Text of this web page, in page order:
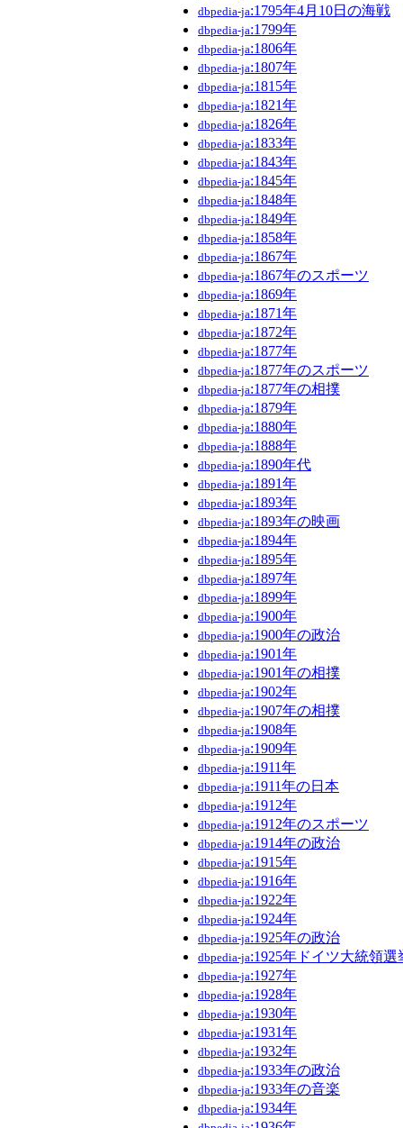
dbpedia-ja:1795年4月10日の海戦
dbpedia-ja:1799年
dbpedia-ja:1806年
dbpedia-ja:1807年
dbpedia-ja:1815年
dbpedia-ja:1821年
dbpedia-ja:1826年
dbpedia-ja:1833年
dbpedia-ja:1843年
dbpedia-ja:1845年
dbpedia-ja:1848年
dbpedia-ja:1849年
dbpedia-ja:1858年
dbpedia-ja:1867年
dbpedia-ja:1867年のスポーツ
dbpedia-ja:1869年
dbpedia-ja:1871年
dbpedia-ja:1872年
dbpedia-ja:1877年
dbpedia-ja:1877年のスポーツ
dbpedia-ja:1877年の相撲
dbpedia-ja:1879年
dbpedia-ja:1880年
dbpedia-ja:1888年
dbpedia-ja:1890年代
dbpedia-ja:1891年
dbpedia-ja:1893年
dbpedia-ja:1893年の映画
dbpedia-ja:1894年
dbpedia-ja:1895年
dbpedia-ja:1897年
dbpedia-ja:1899年
dbpedia-ja:1900年
dbpedia-ja:1900年の政治
dbpedia-ja:1901年
dbpedia-ja:1901年の相撲
dbpedia-ja:1902年
dbpedia-ja:1907年の相撲
dbpedia-ja:1908年
dbpedia-ja:1909年
dbpedia-ja:1911年
dbpedia-ja:1911年の日本
dbpedia-ja:1912年
dbpedia-ja:1912年のスポーツ
dbpedia-ja:1914年の政治
dbpedia-ja:1915年
dbpedia-ja:1916年
dbpedia-ja:1922年
dbpedia-ja:1924年
dbpedia-ja:1925年の政治
dbpedia-ja:1925年ドイツ大統領選
dbpedia-ja:1927年
dbpedia-ja:1928年
dbpedia-ja:1930年
dbpedia-ja:1931年
dbpedia-ja:1932年
dbpedia-ja:1933年の政治
dbpedia-ja:1933年の音楽
dbpedia-ja:1934年